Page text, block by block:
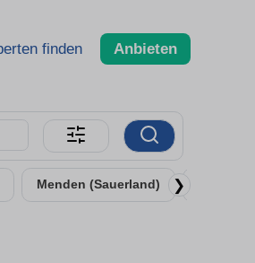
finden Anbieten
Menden (Sauerland) ❯